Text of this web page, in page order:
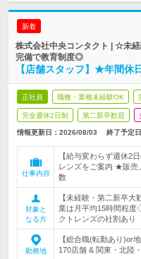
新着
株式会社中央コンタクト | ☆未
完備で教育制度◎
【店舗スタッフ】★年間
正社員 職種・業種未経験OK
完全週休2日制 第二新卒歓迎
情報更新日：2026/08/03 終了予定日
仕事内容
【給与変わらず週休2
レンズをご案内 ★販売
数
対象と
なる方
【未経験・第二新卒
業は月平均15時間程
クトレンズの社割あり
勤務地
【総合職(転勤あり)or
170店舗 & 関東・北陸